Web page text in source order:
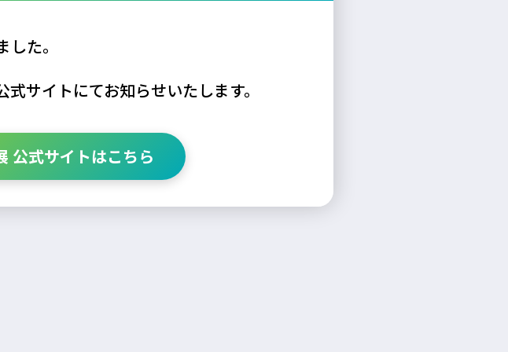
た。
サイトにてお知らせいたします。
公式サイトはこちら